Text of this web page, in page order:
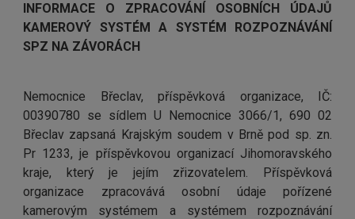
INFORMACE O ZPRACOVÁNÍ OSOBNÍCH ÚDAJŮ
KAMEROVÝ SYSTÉM A SYSTÉM ROZPOZNÁVÁNÍ
SPZ NA ZÁVORÁCH
Nemocnice Břeclav, příspěvková organizace, IČ:
00390780 se sídlem U Nemocnice 3066/1, 690 02
Břeclav zapsaná Krajským soudem v Brně pod sp. zn.
Pr 1233, je příspěvkovou organizací Jihomoravského
kraje, který je jejím zřizovatelem. Příspěvková
organizace zpracovává osobní údaje pořízené
kamerovým systémem a systémem rozpoznávání